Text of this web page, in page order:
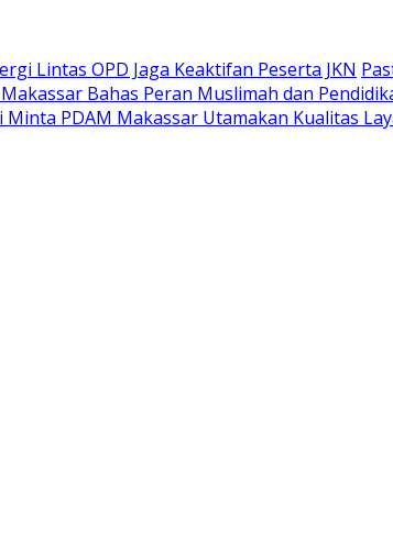
Lintas OPD Jaga Keaktifan Peserta JKN
Bahas Peran Muslimah dan
Minta PDAM Makassar Utamakan Kualitas